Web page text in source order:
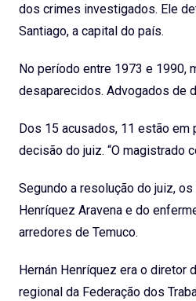
dos crimes investigados. Ele
Santiago, a capital do país.
No período entre 1973 e 1990,
desaparecidos. Advogados de
Dos 15 acusados, 11 estão
decisão do juiz. “O magistrado
Segundo a resolução do juiz,
Henríquez Aravena e do
arredores de Temuco.
Hernán Henríquez era o diretor
regional da Federação dos